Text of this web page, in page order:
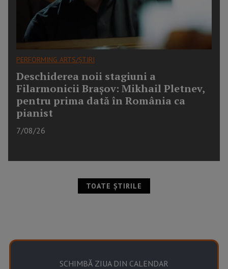
PERFORMING ARTS/ȘTIRI
Deschiderea noii stagiuni a
Filarmonicii Brașov: Mikhail Pletnev,
pentru prima dată în România ca
pianist
7/08/26
TOATE ȘTIRILE
SCHIMBĂ ZIUA DIN CALENDAR